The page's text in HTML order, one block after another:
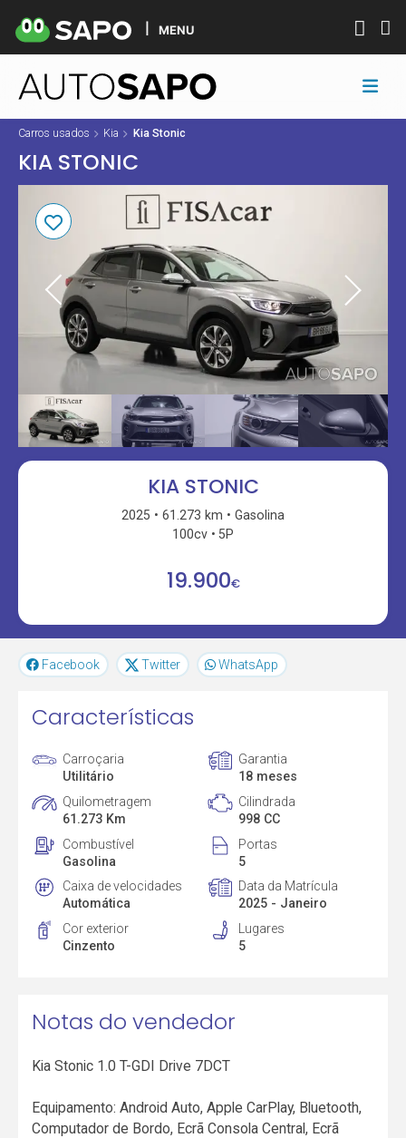
MENU
Carros usados Kia Kia Stonic
KIA STONIC
KIA STONIC
2025 61.273 km
Gasolina
100cv
5P
19.900€
Facebook Twitter WhatsApp
Características
Carroçaria
Utilitário
Garantia
18 meses
Quilometragem
61.273 Km
Cilindrada
998 CC
Combustível
Gasolina
Portas
5
Caixa de velocidades
Automática
Data da Matrícula
2025 - Janeiro
Cor exterior
Cinzento
Lugares
5
Notas do vendedor
Kia Stonic 1.0 T-GDI Drive 7DCT
Equipamento: Android Auto, Apple CarPlay, Bluetooth,
Computador de Bordo, Ecrã Consola Central, Ecrã